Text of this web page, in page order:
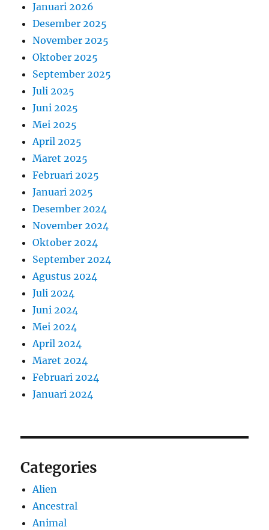
Januari 2026
Desember 2025
November 2025
Oktober 2025
September 2025
Juli 2025
Juni 2025
Mei 2025
April 2025
Maret 2025
Februari 2025
Januari 2025
Desember 2024
November 2024
Oktober 2024
September 2024
Agustus 2024
Juli 2024
Juni 2024
Mei 2024
April 2024
Maret 2024
Februari 2024
Januari 2024
Categories
Alien
Ancestral
Animal